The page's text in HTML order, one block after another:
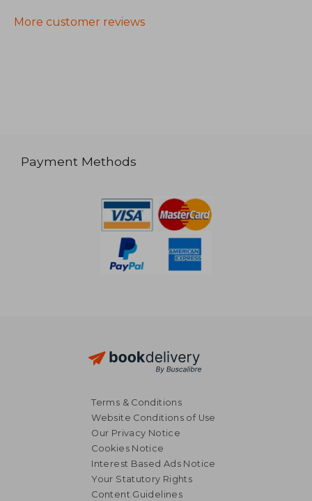
More customer reviews
Payment Methods
Terms & Conditions
Website Conditions of Use
Our Privacy Notice
Cookies Notice
Interest Based Ads Notice
Your Statutory Rights
Content Guidelines